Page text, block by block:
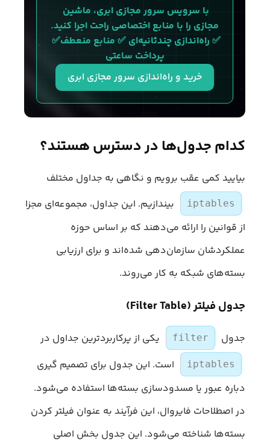
با سرویس سرور مجازی ابری، ماشین
مجازی‌ را با منابع اختصاصی راحت اجرا کنید.
✅ راه‌اندازی چندثانیه‌ای ✅ منابع منعطف✅
پرداخت ساعتی
خرید و راه‌اندازی سرور مجازی ابری
کدام جدول‌ها در دسترس هستند؟
بیایید کمی عقب برویم و نگاهی به جداول مختلف
iptables
بیندازیم. این جداول، مجموعه‌ای مجزا
از قوانین را ارائه می‌دهند که بر اساس حوزه
عملکردشان سازمان‌دهی شده‌اند و برای ارزیابی
بسته‌های شبکه به کار می‌روند.
جدول فیلتر (Filter Table)
جدول filter یکی از پرکاربردترین جداول در
iptables
است. این جدول برای تصمیم گیری
دباره عبور یا مسدودسازی بسته‌ها استفاده می‌شود.
در اصطلاحات فایروال، این فرآیند به عنوان فیلتر کردن
بسته‌ها شناخته می‌شود. این جدول بخش اصلی